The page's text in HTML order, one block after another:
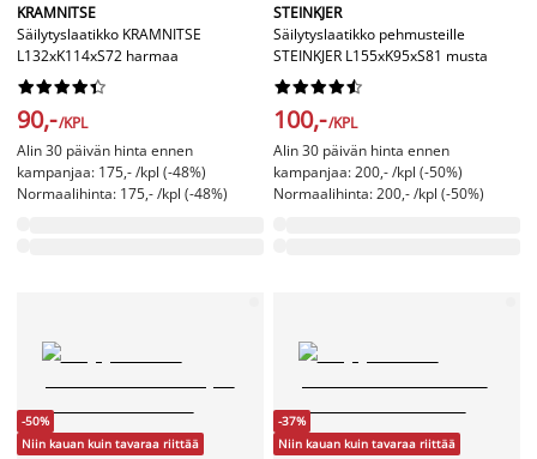
KRAMNITSE
Säilytyslaatikko KRAMNITSE
L132xK114xS72 harmaa






90,-/KPL
Alin 30 päivän hinta ennen
kampanjaa: 175,- /kpl (-48%)
Normaalihinta: 175,- /kpl (-48%)
STEINKJER
Säilytyslaatikko pehmusteille
STEINKJER L155xK95xS81 musta






100,-/KPL
Alin 30 päivän hinta ennen
kampanjaa: 200,- /kpl (-50%)
Normaalihinta: 200,- /kpl (-50%)
-50%
Niin kauan kuin tavaraa riittää
-37%
Niin kauan kuin tavaraa riittää